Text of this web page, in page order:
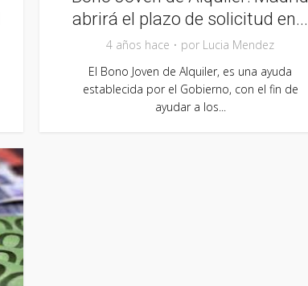
abrirá el plazo de solicitud en...
4 años hace por Lucia Mendez
El Bono Joven de Alquiler, es una ayuda
establecida por el Gobierno, con el fin de
ayudar a los...